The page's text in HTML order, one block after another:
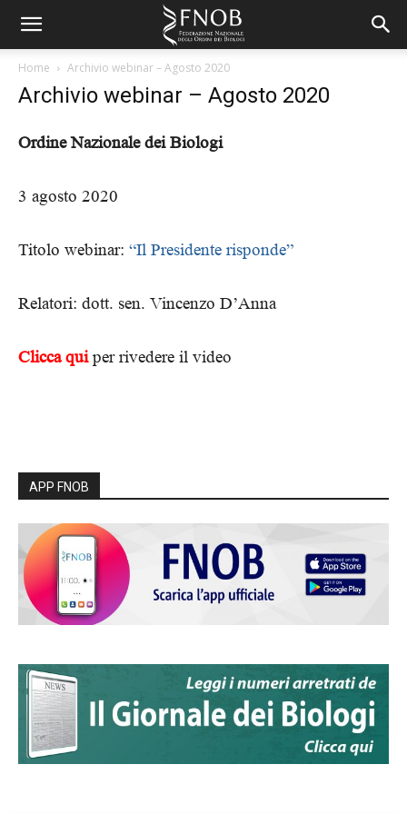
Home Archivio webinar – Agosto 2020
Archivio webinar – Agosto 2020
Ordine Nazionale dei Biologi
3 agosto 2020
Titolo webinar: “Il Presidente risponde”
Relatori: dott. sen. Vincenzo D’Anna
Clicca quiper rivedere il video
APP FNOB